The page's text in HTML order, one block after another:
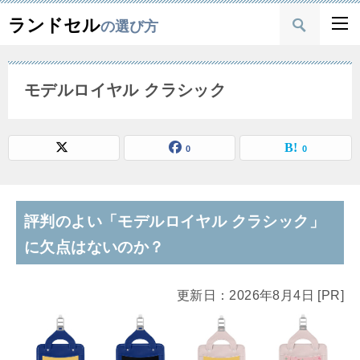
ランドセルの選び方
モデルロイヤル クラシック
0 0
評判のよい「モデルロイヤル クラシック」
に欠点はないのか？
更新日：2026年8月4日 [PR]